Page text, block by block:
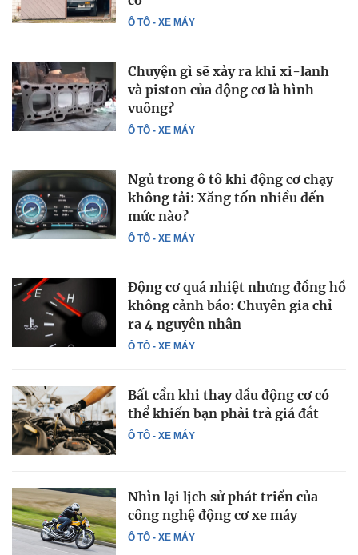
Ô TÔ - XE MÁY
Ô TÔ - XE MÁY
Chuyện gì sẽ xảy ra khi xi-lanh
và piston của động cơ là hình
vuông?
Ô TÔ - XE MÁY
Ngủ trong ô tô khi động cơ chạy
không tải: Xăng tốn nhiều đến
mức nào?
Ô TÔ - XE MÁY
Động cơ quá nhiệt nhưng đồng hồ
không cảnh báo: Chuyên gia chỉ
ra 4 nguyên nhân
Ô TÔ - XE MÁY
Bất cẩn khi thay dầu động cơ có
thể khiến bạn phải trả giá đắt
Ô TÔ - XE MÁY
Nhìn lại lịch sử phát triển của
công nghệ động cơ xe máy